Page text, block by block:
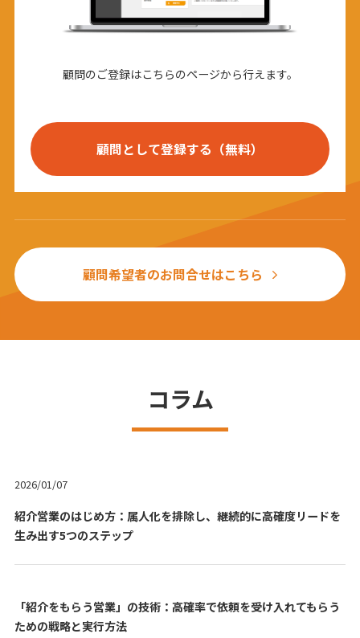
顧問のご登録はこちらのページから行えます。
顧問として登録する（無料）
顧問希望者のお問合せはこちら
コラム
2026/01/07
紹介営業のはじめ方：属人化を排除し、継続的に高確度リードを
生み出す5つのステップ
「紹介をもらう営業」の技術：高確率で依頼を受け入れてもらう
ための戦略と実行方法